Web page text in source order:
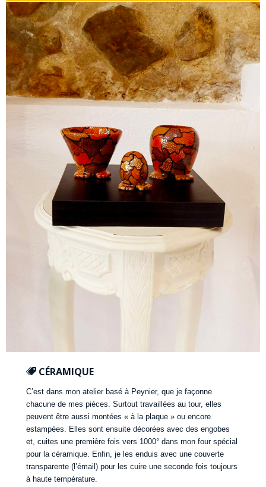
CÉRAMIQUE
C’est dans mon atelier basé à Peynier, que je façonne
chacune de mes pièces. Surtout travaillées au tour, elles
peuvent être aussi montées « à la plaque » ou encore
estampées. Elles sont ensuite décorées avec des engobes
et, cuites une première fois vers 1000° dans mon four spécial
pour la céramique. Enfin, je les enduis avec une couverte
transparente (l’émail) pour les cuire une seconde fois toujours
à haute température.